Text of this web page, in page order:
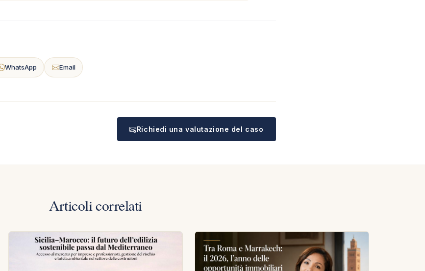
WhatsApp Email
Richiedi una valutazione del caso
Articoli correlati